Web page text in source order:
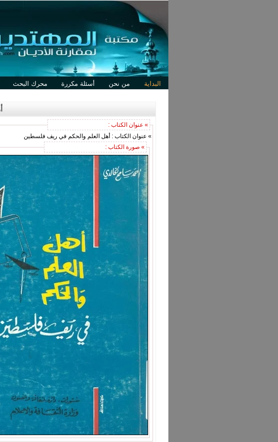
البداية من نحن أسئلة مكررة محرك البحث
» عنوان الكتاب :
» عنوان الكتاب : أهل العلم والحكم في ريف فلسطين
» صورة الكتاب :